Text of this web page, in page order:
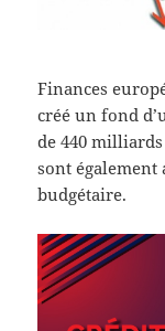
Finances
créé un fond
de 440 milliards
sont
budgétaire.